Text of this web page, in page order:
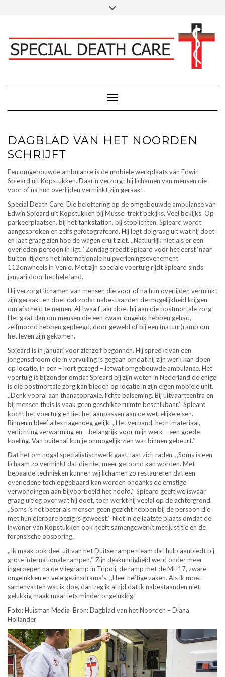
Klik hier voor Donaties - Schenkingen
Toggle navigatie
DAGBLAD VAN HET NOORDEN
SCHRIJFT
Een omgebouwde ambulance is de mobiele werkplaats van Edwin
Spieard uit Kopstukken. Daarin verzorgt hij lichamen van mensen die
voor of na hun overlijden verminkt zijn geraakt.
Special Death Care. Die belettering op de omgebouwde ambulance van
Edwin Spieard uit Kopstukken bij Mussel trekt bekijks. Veel bekijks. Op
parkeerplaatsen, bij het tankstation, bij stoplichten. Spieard wordt
aangesproken en zelfs gefotografeerd. Hij legt dolgraag uit wat hij doet
en laat graag zien hoe de wagen eruit ziet. ,,Natuurlijk niet als er een
overleden persoon in ligt.’’ Zondag treedt Spieard voor het eerst ‘naar
buiten’ tijdens het internationale hulpverleningsevenement
112onwheels in Venlo. Met zijn speciale voertuig rijdt Spieard sinds
januari door het hele land.
Hij verzorgt lichamen van mensen die voor of na hun overlijden verminkt
zijn geraakt en doet dat zodat nabestaanden de mogelijkheid krijgen
om afscheid te nemen. Al twaalf jaar doet hij aan die postmortale zorg.
Het gaat dan om mensen die een zwaar ongeluk hebben gehad,
zelfmoord hebben gepleegd, door geweld of bij een (natuur)ramp om
het leven zijn gekomen.
Spieard is in januari voor zichzelf begonnen. Hij spreekt van een
jongensdroom die in vervulling is gegaan omdat hij zijn werk kan doen
op locatie, in een – kort gezegd – ietwat omgebouwde ambulance. Het
voertuig is bijzonder omdat Spieard bij zijn weten in Nederland de enige
is die postmortale zorg kan bieden op locatie in zijn eigen mobiele unit.
,,Denk vooral aan thanatopraxie, lichte balseming. Bij uitvaartcentra en
bij mensen thuis is vaak geen geschikte ruimte beschikbaar.’’ Spieard
kocht het voertuig en liet het aanpassen aan de wettelijke eisen.
Binnenin bleef alles nagenoeg gelijk. ,,Het verband, hechtmateriaal,
verlichting verwarming en – belangrijk voor mijn werk – een goede
koeling. Van buitenaf kun je onmogelijk zien wat binnen gebeurt.’’
Dat het om nogal specialistischwerk gaat, laat zich raden. ,,Soms is een
lichaam zo verminkt dat die niet meer getoond kan worden. Met
bepaalde technieken kunnen wij lichamen zo restaureren dat een
overledene toch opgebaard kan worden ondanks de ernstige
verwondingen aan bijvoorbeeld het hoofd.’’ Spieard geeft weliswaar
graag uitleg over wat hij doet, toch werkt hij veelal op de achtergrond.
,,Soms is het beter als mensen geen gezicht hebben bij de persoon die
met hun dierbare bezig is geweest.’’ Niet in de laatste plaats omdat de
inwoner van Kopstukken ook heeft samengewerkt met justitie en de
forensische opsporing.
,,Ik maak ook deel uit van het Duitse rampenteam dat hulp aanbiedt bij
grote internationale rampen.’’ Zijn deskundigheid werd onder meer
ingeroepen na de vliegramp in Tripoli, de ramp met de MH17, zware
ongelukken en vele gezinsdrama’s. ,,Heel heftige zaken. Als ik moet
samenvatten wat ik doe, dan zeg ik altijd dat ik nabestaanden niet
gelukkig maak maar iets minder ongelukkig.’
Foto: Huisman Media Bron: Dagblad van het Noorden – Diana
Hollander